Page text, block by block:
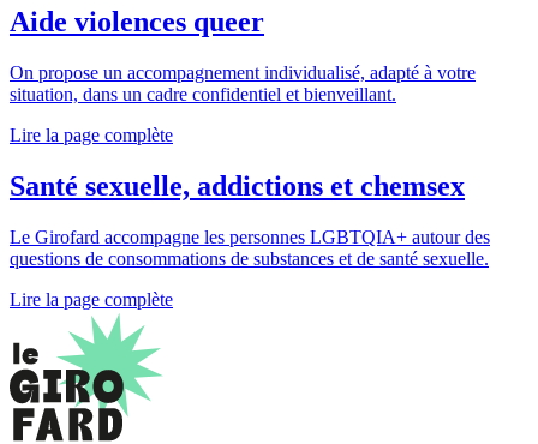
Aide violences queer
On propose un accompagnement individualisé, adapté à votre
situation, dans un cadre confidentiel et bienveillant.
Lire la page complète
Santé sexuelle, addictions et chemsex
Le Girofard accompagne les personnes LGBTQIA+ autour des
questions de consommations de substances et de santé sexuelle.
Lire la page complète